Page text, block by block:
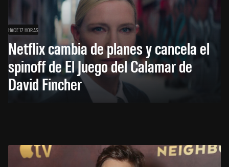
HACE 17 HORAS
Netflix cambia de planes y cancela el
spinoff de El Juego del Calamar de
David Fincher